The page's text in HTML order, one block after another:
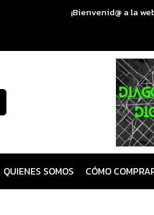
¡Bienvenid@ a la
QUIENES SOMOS CÓMO